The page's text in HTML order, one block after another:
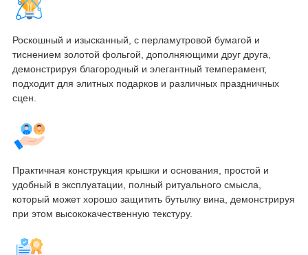
Роскошный и изысканный, с перламутровой бумагой и
тиснением золотой фольгой, дополняющими друг друга,
демонстрируя благородный и элегантный темперамент,
подходит для элитных подарков и различных праздничных
сцен.
Практичная конструкция крышки и основания, простой и
удобный в эксплуатации, полный ритуального смысла,
который может хорошо защитить бутылку вина, демонстрируя
при этом высококачественную текстуру.